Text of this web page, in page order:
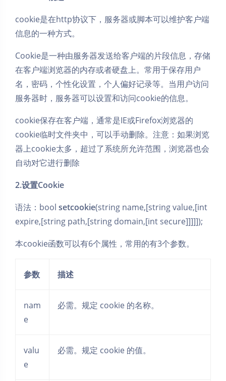
cookie是在http协议下，服务器或脚本可以维护客户端
信息的一种方式。
Cookie是一种由服务器发送给客户端的片段信息，存储
在客户端浏览器的内存或者硬盘上。常用于保存用户
名，密码，个性化设置，个人偏好记录等。当用户访问
服务器时，服务器可以设置和访问cookie的信息。
cookie保存在客户端，通常是IE或Firefox浏览器的
cookie临时文件夹中，可以手动删除。注意：如果浏览
器上cookie太多，超过了系统所允许范围，浏览器也会
自动对它进行删除
2.设置Cookie
语法：bool setcookie(string name,[string value,[int
expire,[string path,[string domain,[int secure]]]]]);
本cookie函数可以有6个属性，常用的有3个参数。
参数 描述
nam
e
必需。规定 cookie 的名称。
valu
e
必需。规定 cookie 的值。